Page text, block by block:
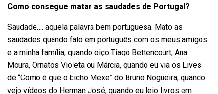
Como consegue matar as saudades de Portugal?
Saudade…. aquela palavra bem portuguesa. Mato as
saudades quando falo em português com os meus amigos
e a minha família, quando oiço Tiago Bettencourt, Ana
Moura, Ornatos Violeta ou Márcia, quando eu via os Lives
de “Como é que o bicho Mexe” do Bruno Nogueira, quando
vejo vídeos do Herman José, quando eu leio livros em